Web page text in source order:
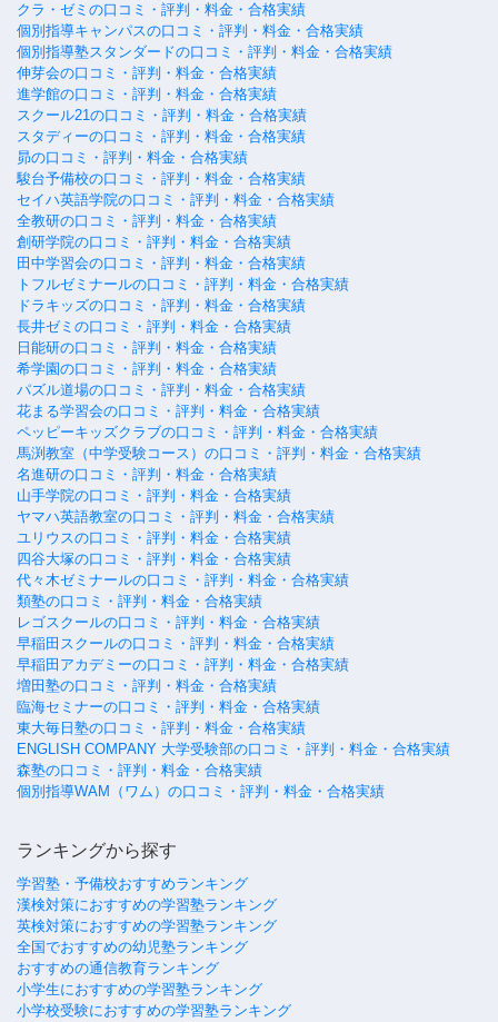
クラ・ゼミの口コミ・評判・料金・合格実績
個別指導キャンパスの口コミ・評判・料金・合格実績
個別指導塾スタンダードの口コミ・評判・料金・合格実績
伸芽会の口コミ・評判・料金・合格実績
進学館の口コミ・評判・料金・合格実績
スクール21の口コミ・評判・料金・合格実績
スタディーの口コミ・評判・料金・合格実績
昴の口コミ・評判・料金・合格実績
駿台予備校の口コミ・評判・料金・合格実績
セイハ英語学院の口コミ・評判・料金・合格実績
全教研の口コミ・評判・料金・合格実績
創研学院の口コミ・評判・料金・合格実績
田中学習会の口コミ・評判・料金・合格実績
トフルゼミナールの口コミ・評判・料金・合格実績
ドラキッズの口コミ・評判・料金・合格実績
長井ゼミの口コミ・評判・料金・合格実績
日能研の口コミ・評判・料金・合格実績
希学園の口コミ・評判・料金・合格実績
パズル道場の口コミ・評判・料金・合格実績
花まる学習会の口コミ・評判・料金・合格実績
ペッピーキッズクラブの口コミ・評判・料金・合格実績
馬渕教室（中学受験コース）の口コミ・評判・料金・合格実績
名進研の口コミ・評判・料金・合格実績
山手学院の口コミ・評判・料金・合格実績
ヤマハ英語教室の口コミ・評判・料金・合格実績
ユリウスの口コミ・評判・料金・合格実績
四谷大塚の口コミ・評判・料金・合格実績
代々木ゼミナールの口コミ・評判・料金・合格実績
類塾の口コミ・評判・料金・合格実績
レゴスクールの口コミ・評判・料金・合格実績
早稲田スクールの口コミ・評判・料金・合格実績
早稲田アカデミーの口コミ・評判・料金・合格実績
増田塾の口コミ・評判・料金・合格実績
臨海セミナーの口コミ・評判・料金・合格実績
東大毎日塾の口コミ・評判・料金・合格実績
ENGLISH COMPANY 大学受験部の口コミ・評判・料金・合格実績
森塾の口コミ・評判・料金・合格実績
個別指導WAM（ワム）の口コミ・評判・料金・合格実績
ランキングから探す
学習塾・予備校おすすめランキング
漢検対策におすすめの学習塾ランキング
英検対策におすすめの学習塾ランキング
全国でおすすめの幼児塾ランキング
おすすめの通信教育ランキング
小学生におすすめの学習塾ランキング
小学校受験におすすめの学習塾ランキング